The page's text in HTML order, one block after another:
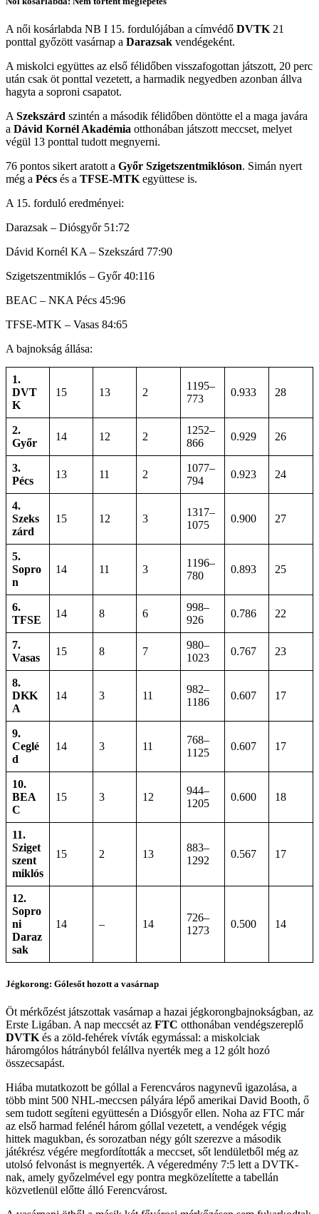
A női kosárlabda NB I 15. fordulójában a címvédő DVTK 21
ponttal győzött vasárnap a Darazsak vendégeként.
A miskolci együttes az első félidőben visszafogottan játszott, 20 perc
után csak öt ponttal vezetett, a harmadik negyedben azonban állva
hagyta a soproni csapatot.
A Szekszárd szintén a második félidőben döntötte el a maga javára
a Dávid Kornél Akadémia otthonában játszott meccset, melyet
végül 13 ponttal tudott megnyerni.
76 pontos sikert aratott a Győr Szigetszentmiklóson. Simán nyert
még a Pécs és a TFSE-MTK együttese is.
A 15. forduló eredményei:
Darazsak – Diósgyőr 51:72
Dávid Kornél KA – Szekszárd 77:90
Szigetszentmiklós – Győr 40:116
BEAC – NKA Pécs 45:96
TFSE-MTK – Vasas 84:65
A bajnokság állása:
1.
DVT
K
15 13 2
1195–
773
0.933 28
2.
Győr
14 12 2
1252–
866
0.929 26
3.
Pécs
13 11 2
1077–
794
0.923 24
4.
Szeks
zárd
15 12 3
1317–
1075
0.900 27
5.
Sopro
n
14 11 3
1196–
780
0.893 25
6.
TFSE
14 8 6
998–
926
0.786 22
7.
Vasas
15 8 7
980–
1023
0.767 23
8.
DKK
A
14 3 11
982–
1186
0.607 17
9.
Ceglé
d
14 3 11
768–
1125
0.607 17
10.
BEA
C
15 3 12
944–
1205
0.600 18
11.
Sziget
szent
miklós
15 2 13
883–
1292
0.567 17
12.
Sopro
ni
Daraz
sak
14 – 14
726–
1273
0.500 14
Jégkorong: Gólesőt hozott a vasárnap
Öt mérkőzést játszottak vasárnap a hazai jégkorongbajnokságban, az
Erste Ligában. A nap meccsét az FTC otthonában vendégszereplő
DVTK és a zöld-fehérek vívták egymással: a miskolciak
háromgólos hátrányból felállva nyerték meg a 12 gólt hozó
összecsapást.
Hiába mutatkozott be góllal a Ferencváros nagynevű igazolása, a
több mint 500 NHL-meccsen pályára lépő amerikai David Booth, ő
sem tudott segíteni együttesén a Diósgyőr ellen. Noha az FTC már
az első harmad felénél három góllal vezetett, a vendégek végig
hittek magukban, és sorozatban négy gólt szerezve a második
játékrész végére megfordították a meccset, sőt lendületből még az
utolsó felvonást is megnyerték. A végeredmény 7:5 lett a DVTK-
nak, amely győzelmével egy pontra megközelítette a tabellán
közvetlenül előtte álló Ferencvárost.